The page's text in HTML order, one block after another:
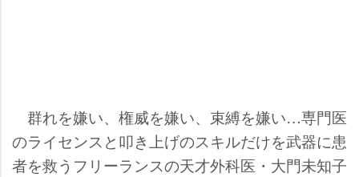
群れを嫌い、権威を嫌い、束縛を嫌い…専門医
のライセンスと叩き上げのスキルだけを武器に患
者を救うフリーランスの天才外科医・大門未知子